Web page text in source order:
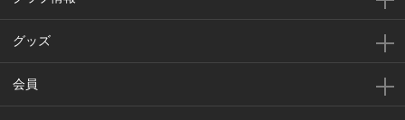
グッズ
会員